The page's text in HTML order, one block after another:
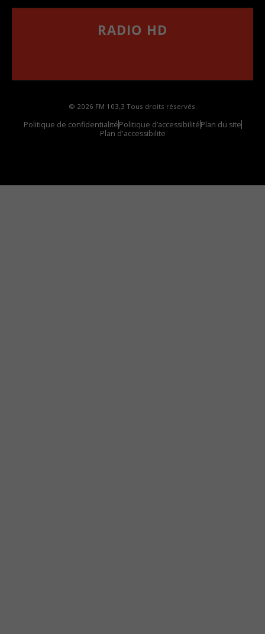
RADIO HD
© 2026 FM 103,3 Tous droits réservés.
Politique de confidentialitéPolitique d’accessibilitéPlan du site
Plan d'accessibilite